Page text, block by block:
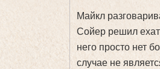
Майкл
Сойер решил
него просто нет
случае не